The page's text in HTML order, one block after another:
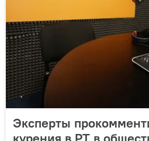
Эксперты